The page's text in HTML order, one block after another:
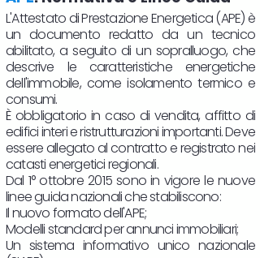
L'Attestato di Prestazione Energetica (APE) è
un documento redatto da un tecnico
abilitato, a seguito di un sopralluogo, che
descrive le caratteristiche energetiche
dell'immobile, come isolamento termico e
consumi.
È obbligatorio in caso di vendita, affitto di
edifici interi e ristrutturazioni importanti. Deve
essere allegato al contratto e registrato nei
catasti energetici regionali.
Dal 1° ottobre 2015 sono in vigore le nuove
linee guida nazionali che stabiliscono:
Il nuovo formato dell'APE;
Modelli standard per annunci immobiliari;
Un sistema informativo unico nazionale